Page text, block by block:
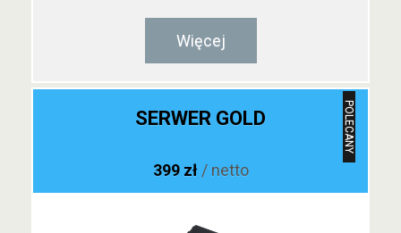
Więcej
POLECANY
SERWER GOLD
399 zł / netto